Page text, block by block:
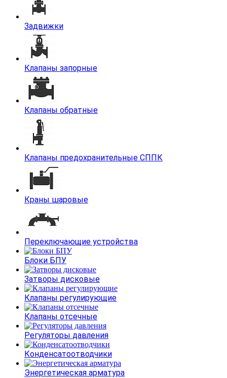
Задвижки
Клапаны запорные
Клапаны обратные
Клапаны предохранительные СППК
Краны шаровые
Переключающие устройства
Блоки БПУ
Затворы дисковые
Клапаны регулирующие
Клапаны отсечные
Регуляторы давления
Конденсатоотводчики
Энергетическая арматура